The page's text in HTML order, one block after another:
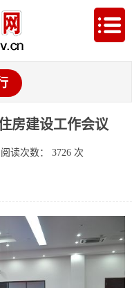
房建设工作会议
阅读次数： 3726次